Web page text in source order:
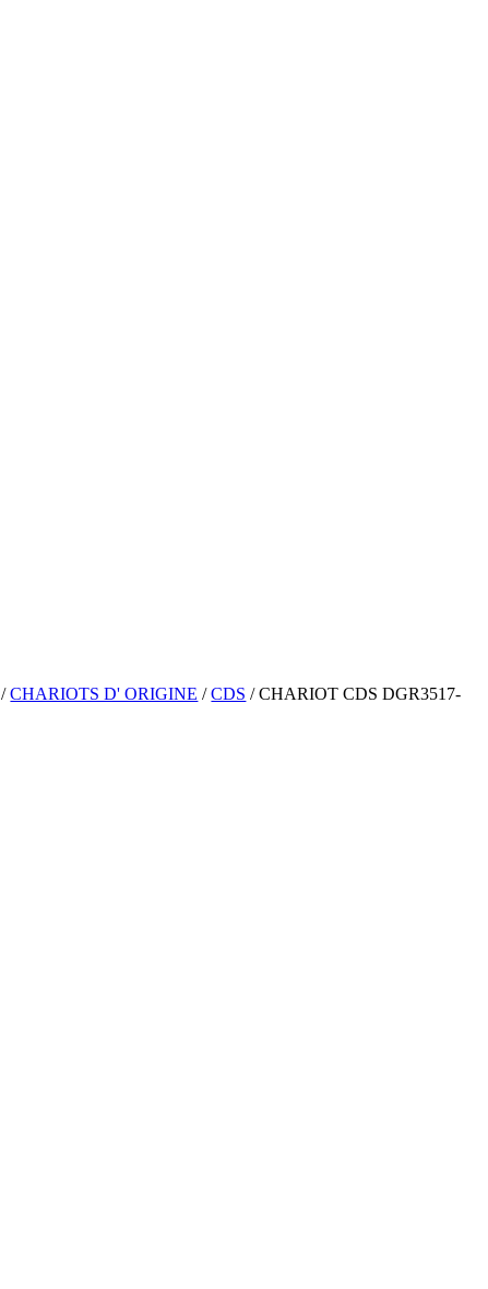
/CHARIOTS D' ORIGINE /CDS / CHARIOT CDS DGR3517-